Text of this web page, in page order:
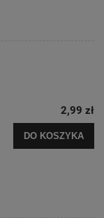
2,99 zł
DO KOSZYKA